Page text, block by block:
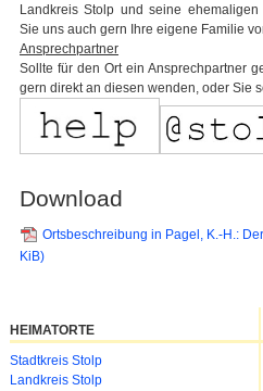
Landkreis Stolp und seine
Sie uns auch gern Ihre eigene Familie
Ansprechpartner
Sollte für den Ort ein Ansprechpartner
gern direkt an diesen wenden, oder Sie
Download
Ortsbeschreibung in Pagel, K.-H.:
KiB)
HEIMATORTE
Navigation
überspringen
Stadtkreis Stolp
Landkreis Stolp